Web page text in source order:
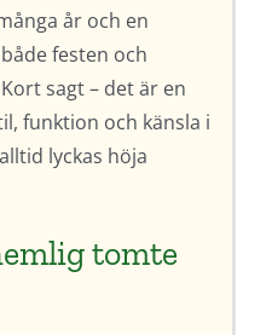
år och en
festen och
sagt – det är en
funktion och känsla i
lyckas höja
tomte